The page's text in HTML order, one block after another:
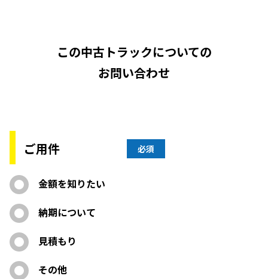
この中古トラックについての
お問い合わせ
ご用件 必須
金額を知りたい
納期について
見積もり
その他